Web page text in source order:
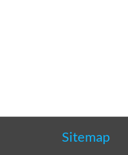
Sitemap